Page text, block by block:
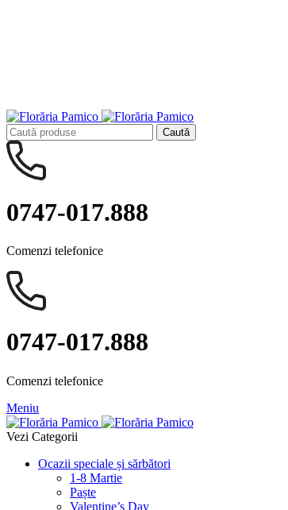
Caută
0747-017.888
Comenzi telefonice
0747-017.888
Comenzi telefonice
Meniu
Vezi Categorii
Ocazii speciale și sărbători
1-8 Martie
Paște
Valentine’s Day